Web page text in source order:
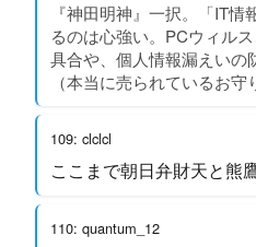
『神田明神』一択。「IT
るのは心強い。PCウィル
具合や、個人情報漏えいの
（本当に売られているお守
109: clclcl
ここまで朝日弁財天と熊
110: quantum_12